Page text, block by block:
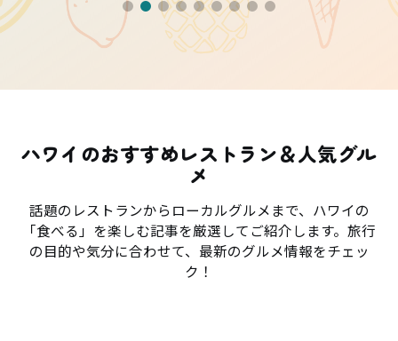
ハワイのおすすめレストラン＆人気グル
メ
話題のレストランからローカルグルメまで、ハワイの
「食べる」を楽しむ記事を厳選してご紹介します。旅行
の目的や気分に合わせて、最新のグルメ情報をチェッ
ク！